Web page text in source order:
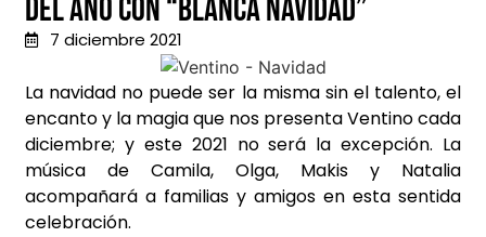
del año con “Blanca Navidad”
7 diciembre 2021
La navidad no puede ser la misma sin el talento, el
encanto y la magia que nos presenta Ventino cada
diciembre; y este 2021 no será la excepción. La
música de Camila, Olga, Makis y Natalia
acompañará a familias y amigos en esta sentida
celebración.